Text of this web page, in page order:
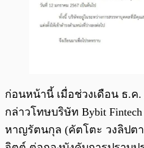
ก่อนหน้านี้ เมื่อช่วงเดือน ธ.ค
กล่าวโทษบริษัท Bybit
หาญรัตนกุล (คัตโตะ วงลิปต